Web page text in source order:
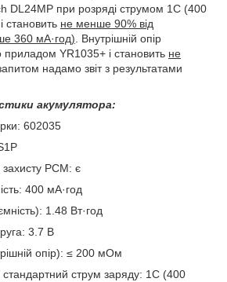
DL24MP при розряді струмом 1C (400
становить не менше 90% від
360 мА·год). Внутрішній опір
приладом YR1035+ і становить не
надамо звіт з результатами
акумулятора:
602035
PCM: є
400 мА·год
1.48 Вт·год
3.7 В
опір): ≤ 200 мОм
струм заряду: 1C (400